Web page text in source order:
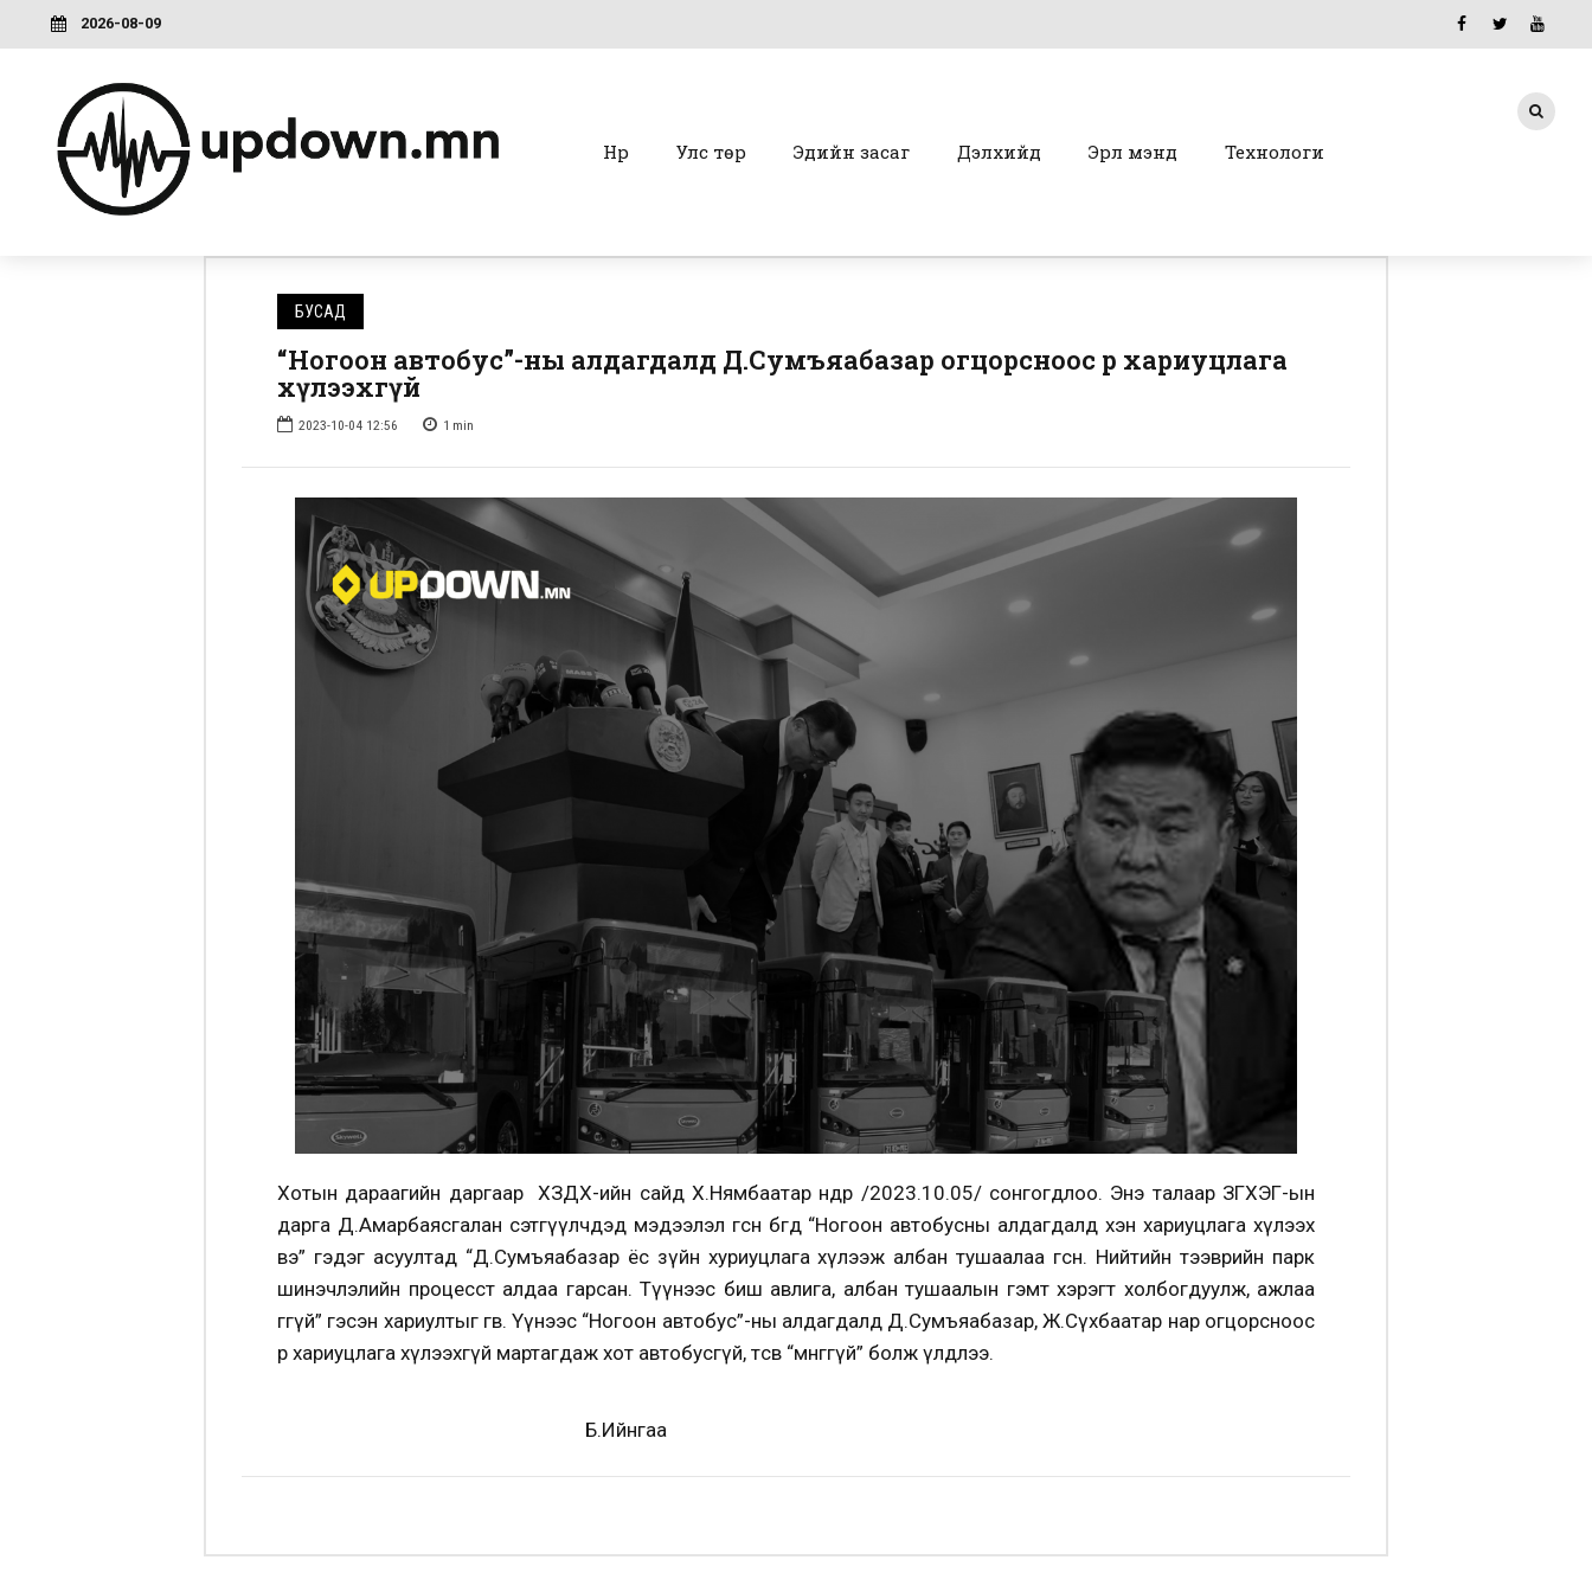
2026-08-09
Нүүр Улс төр Эдийн засаг Дэлхийд Эрүүл мэнд Технологи
БУСАД
“Ногоон автобус”-ны алдагдалд Д.Сумъяабазар огцорсноос өөр хариуцлага
хүлээхгүй
2023-10-04 12:56 1 min
Хотын дараагийн даргаар ХЗДХ-ийн сайд Х.Нямбаатар өнөөдөр /2023.10.05/ сонгогдлоо. Энэ талаар ЗГХЭГ-ын
дарга Д.Амарбаясгалан сэтгүүлчдэд мэдээлэл өгсөн бөгөөд “Ногоон автобусны алдагдалд хэн хариуцлага хүлээх
вэ” гэдэг асуултад “Д.Сумъяабазар ёс зүйн хуриуцлага хүлээж албан тушаалаа өгсөн. Нийтийн тээврийн парк
шинэчлэлийн процесст алдаа гарсан. Түүнээс биш авлига, албан тушаалын гэмт хэрэгт холбогдуулж, ажлаа
өгөөгүй” гэсэн хариултыг өгөв. Үүнээс “Ногоон автобус”-ны алдагдалд Д.Сумъяабазар, Ж.Сүхбаатар нар огцорсноос
өөрөө хариуцлага хүлээхгүй мартагдаж хот автобусгүй, төсөв “мөнгөгүй” болж үлдлээ.
Б.Ийнгаа